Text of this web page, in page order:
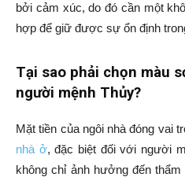
bởi cảm xúc, do đó cần một
hợp để giữ được sự ổn định
Tại sao phải chọn màu
người mệnh Thủy?
Mặt tiền của ngôi nhà đóng vai
nhà ở, đặc biệt đối với người
không chỉ ảnh hưởng đến